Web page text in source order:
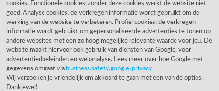
Showroom
Rietveld Licht
Leeghwaterstraat 75
3364 AE Sliedrecht (NL)
*Je mag je bestelling terugbrengen in de winkel
*Retour via pakketdienst zie onderstaand adres
*Contant betalen helaas niet mogelijk
cookies. Functionele cookies; zonder deze cookies werkt de website niet
goed. Analyse cookies; de verkregen informatie wordt gebruikt om de
werking van de website te verbeteren. Profiel cookies; de verkregen
informatie wordt gebruikt om gepersonaliseerde advertenties te tonen op
andere websites met een zo hoog mogelijke relevante waarde voor jou. De
website maakt hiervoor ook gebruik van diensten van Google, voor
advertentiedoeleinden en webanalyse. Lees meer over hoe Google met
gegevens omgaat via business.safety.google/privacy.
Wij verzoeken je vriendelijk om akkoord te gaan met een van de opties.
Dankjewel!